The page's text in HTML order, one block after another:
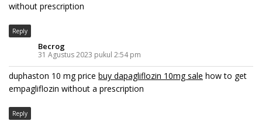
without prescription
Reply
Becrog
31 Agustus 2023 pukul 2:54 pm
duphaston 10 mg price buy dapagliflozin 10mg sale how to get
empagliflozin without a prescription
Reply